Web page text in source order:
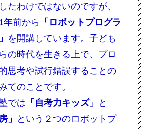
たわけではないのですが、
年前から
「ロボットプログラ
を開講しています。子ども
の時代を生きる上で、プロ
思考や試行錯誤することの
てのことです。
では 「自考力キッズ」
と
」
という２つのロボットプ